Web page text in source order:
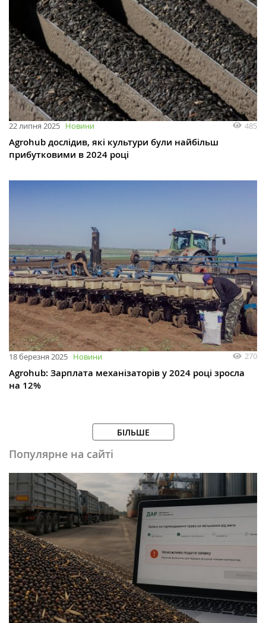
22 липня 2025 Новини 485
Agrohub дослідив, які культури були найбільш
прибутковими в 2024 році
18 березня 2025 Новини 270
Agrohub: Зарплата механізаторів у 2024 році зросла
на 12%
БІЛЬШЕ
Популярне на сайті